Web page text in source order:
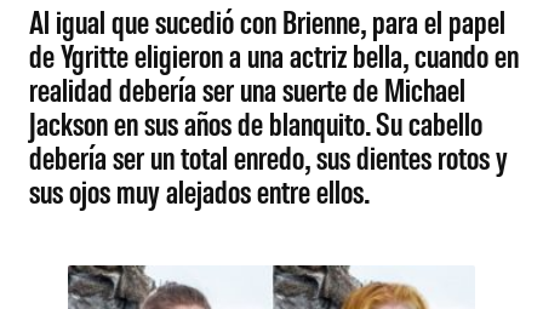
Al igual que sucedió con Brienne, para el papel
de Ygritte eligieron a una actriz bella, cuando en
realidad debería ser una suerte de Michael
Jackson en sus años de blanquito. Su cabello
debería ser un total enredo, sus dientes rotos y
sus ojos muy alejados entre ellos.